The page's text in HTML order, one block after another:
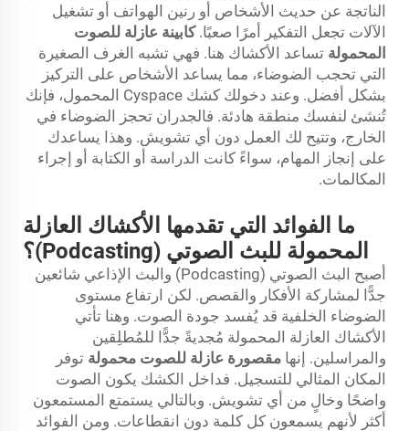
الناتجة عن حديث الأشخاص أو رنين الهواتف أو تشغيل
الآلات تجعل التفكير أمرًا صعبًا.كابينة عازلة للصوت
المحمولة تساعد الأكشاك هنا. فهي تشبه الغرف الصغيرة
التي تحجب الضوضاء، مما يساعد الأشخاص على التركيز
بشكل أفضل. وعند دخولك كشك Cyspace المحمول، فإنك
تُنشئ لنفسك منطقة هادئة. فالجدران تحجز الضوضاء في
الخارج، وتتيح لك العمل دون أي تشويش. وهذا يساعدك
على إنجاز المهام، سواءً كانت الدراسة أو الكتابة أو إجراء
المكالمات.
ما الفوائد التي تقدمها الأكشاك العازلة
المحمولة للبث الصوتي (Podcasting)؟
أصبح البث الصوتي (Podcasting) والبث الإذاعي شائعين
جدًّا لمشاركة الأفكار والقصص. لكن ارتفاع مستوى
الضوضاء الخلفية قد يُفسد جودة الصوت. وهنا تأتي
الأكشاك العازلة المحمولة مُجديةً جدًّا للمُطلِقين
والمراسلين. إنها مقصورة عازلة للصوت محمولة توفر
المكان المثالي للتسجيل. فداخل الكشك يكون الصوت
واضحًا وخالٍ من أي تشويش. وبالتالي يستمتع المستمعون
أكثر لأنهم يسمعون كل كلمة دون انقطاعات. ومن الفوائد